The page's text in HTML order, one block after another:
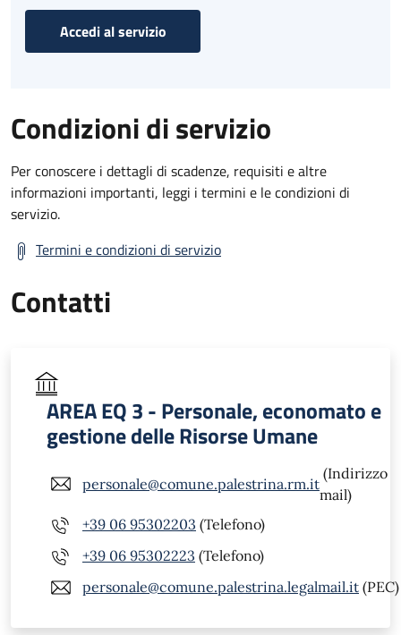
Accedi al servizio
Condizioni di servizio
Per conoscere i dettagli di scadenze, requisiti e altre
informazioni importanti, leggi i termini e le condizioni di
servizio.
Termini e condizioni di servizio
Contatti
AREA EQ 3 - Personale, economato e
gestione delle Risorse Umane
personale@comune.palestrina.rm.it
(Indirizzo
mail)
+39 06 95302203 (Telefono)
+39 06 95302223 (Telefono)
personale@comune.palestrina.legalmail.it (PEC)